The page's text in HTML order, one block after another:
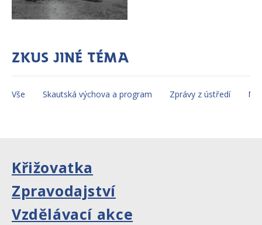
Zkus jiné téma
Vše Skautská výchova a program Zprávy z ústředí
Křižovatka
Zpravodajství
Vzdělávací akce